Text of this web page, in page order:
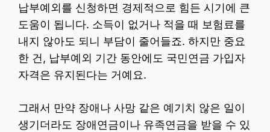
납부예외를 신청하면 경제적으로 힘든 시기에 큰
도움이 됩니다. 소득이 없거나 적을 때 보험료를
내지 않아도 되니 부담이 줄어들죠. 하지만 중요
한 건, 납부예외 기간 동안에도 국민연금 가입자
자격은 유지된다는 거예요.
그래서 만약 장애나 사망 같은 예기치 않은 일이
생기더라도 장애연금이나 유족연금을 받을 수 있